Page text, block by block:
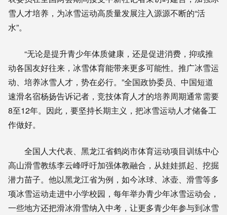
雪人才培养，为冰雪运动高质量发展注入源源不断的“活
水”。
“无论是提升青少年体质健康，还是促进消费，抑或推
动各国友好往来，冰雪体育能带来更多可能性。推广冰雪运
动、培养冰雪人才，势在必行。”全国政协委员、中国短道
速滑名宿杨扬告诉记者，竞技体育人才的培养周期通常需要
8至12年。因此，要坚持长期主义，把冰雪运动人才储备工
作做好。
全国人大代表、黑龙江省鹤岗市体育运动项目训练中心
高山滑雪教练李云峰呼吁加强体教融合，从娃娃抓起、挖掘
潜力苗子。他以黑龙江省为例，如今冰球、冰壶、滑雪等多
项冰雪运动走进中小学校园，每年举办青少年冰雪运动会，
一些地方还把滑冰滑雪纳入中考，让更多青少年参与到冰雪